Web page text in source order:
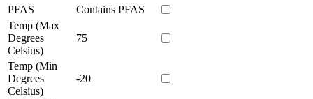
PFAS
Contains PFAS
Temp (Max
Degrees
Celsius)
75
Temp (Min
Degrees
Celsius)
-20